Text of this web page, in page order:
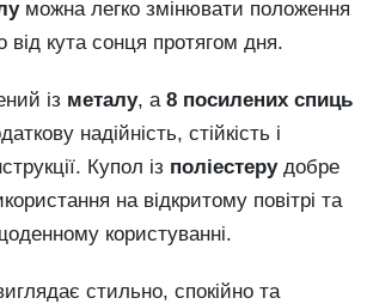
можна легко змінювати положення
від кута сонця протягом дня.
із металу, а 8 посилених спиць
надійність, стійкість і
Купол із поліестерудобре
на відкритому повітрі та
користуванні.
стильно, спокійно та